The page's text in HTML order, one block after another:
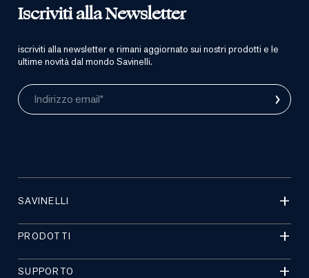
Iscriviti alla Newsletter
iscriviti alla newsletter e rimani aggiornato sui nostri prodotti e le
ultime novità dal mondo Savinelli.
Indirizzo email* ›
SAVINELLI
PRODOTTI
SUPPORTO